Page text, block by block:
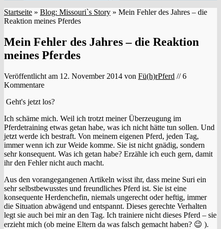
Startseite » Blog: Missouri`s Story » Mein Fehler des Jahres – die
Reaktion meines Pferdes
Mein Fehler des Jahres – die Reaktion
meines Pferdes
Veröffentlicht am 12. November 2014 von Fü(h)rPferd // 6
Kommentare
Geht's jetzt los?
Ich schäme mich. Weil ich trotzt meiner Überzeugung im
Pferdetraining etwas getan habe, was ich nicht hätte tun sollen. Und
jetzt werde ich bestraft. Von meinem eigenen Pferd, jeden Tag,
immer wenn ich zur Weide komme. Sie ist nicht gnädig, sondern
sehr konsequent. Was ich getan habe? Erzähle ich euch gern, damit
ihr den Fehler nicht auch macht.
Aus den vorangegangenen Artikeln wisst ihr, dass meine Suri ein
sehr selbstbewusstes und freundliches Pferd ist. Sie ist eine
konsequente Herdenchefin, niemals ungerecht oder heftig, immer
die Situation abwägend und entspannt. Dieses gerechte Verhalten
legt sie auch bei mir an den Tag. Ich trainiere nicht dieses Pferd – sie
erzieht mich (ob meine Eltern da was falsch gemacht haben? 😉 ).